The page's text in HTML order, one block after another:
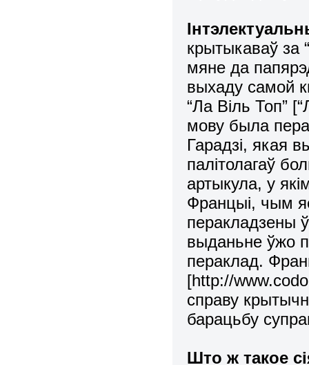
крытыкаваў за
мяне да
выхаду самой
“Ла Віль Топ”
мову была
Гарадзі, якая
палітолагаў
артыкула, у
Францыі, чым
перакладзены ў
выданьне ўжо
пераклад.
[http://www.
справу
барацьбу
Што ж такое